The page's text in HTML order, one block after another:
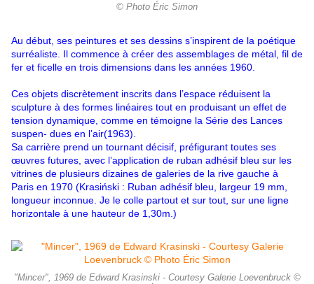
© Photo Éric Simon
Au début, ses peintures et ses dessins s’inspirent de la poétique
surréaliste. Il commence à créer des assemblages de métal, fil de
fer et ficelle en trois dimensions dans les années 1960.
Ces objets discrètement inscrits dans l’espace réduisent la
sculpture à des formes linéaires tout en produisant un effet de
tension dynamique, comme en témoigne la Série des Lances
suspen- dues en l’air(1963).
Sa carrière prend un tournant décisif, préfigurant toutes ses
œuvres futures, avec l’application de ruban adhésif bleu sur les
vitrines de plusieurs dizaines de galeries de la rive gauche à
Paris en 1970 (Krasiński : Ruban adhésif bleu, largeur 19 mm,
longueur inconnue. Je le colle partout et sur tout, sur une ligne
horizontale à une hauteur de 1,30m.)
"Mincer", 1969 de Edward Krasinski - Courtesy Galerie Loevenbruck ©